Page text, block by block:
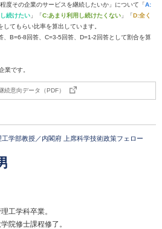
度その企業のサービスを継続したいか」について「A:
続けたい 」「C:あまり利用し続けたくない 」「D:全く
してもらい比率を算出しています。
B=6-8回答、C=3-5回答、D=1-2回答として割合を算
業です。
続意向データ（PDF）
工学部教授／内閣府 上席科学技術政策フェロー
工学科卒業。
院修士課程修了。